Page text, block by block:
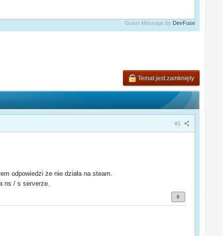
Guest Message by DevFuse
Temat jest zamknięty
#1
odpowiedzi że nie działa na steam.
ns / s serverze.
0